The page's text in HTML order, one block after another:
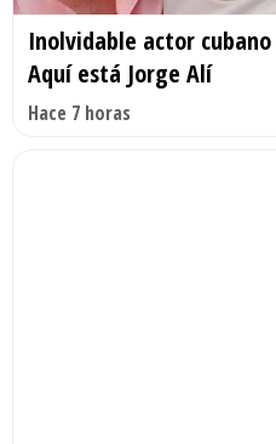
Inolvidable actor
Aquí está Jorge Alí
Hace 7 horas